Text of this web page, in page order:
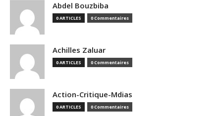
Abdel Bouzbiba
0 ARTICLES 0 Commentaires
Achilles Zaluar
0 ARTICLES 0 Commentaires
Action-Critique-Mdias
0 ARTICLES 0 Commentaires